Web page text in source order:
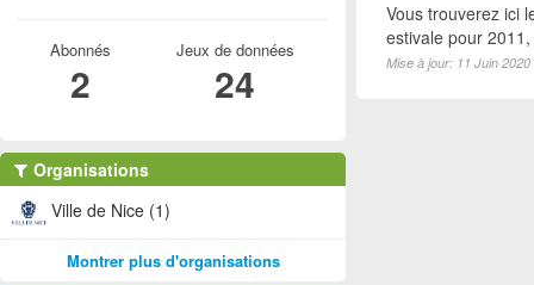
Vous trouverez ici
estivale pour
Mise à jour: 11 Juin 2020
Abonnés
2
Jeux de données
24
Organisations
Ville de Nice (1)
Montrer plus d'organisations